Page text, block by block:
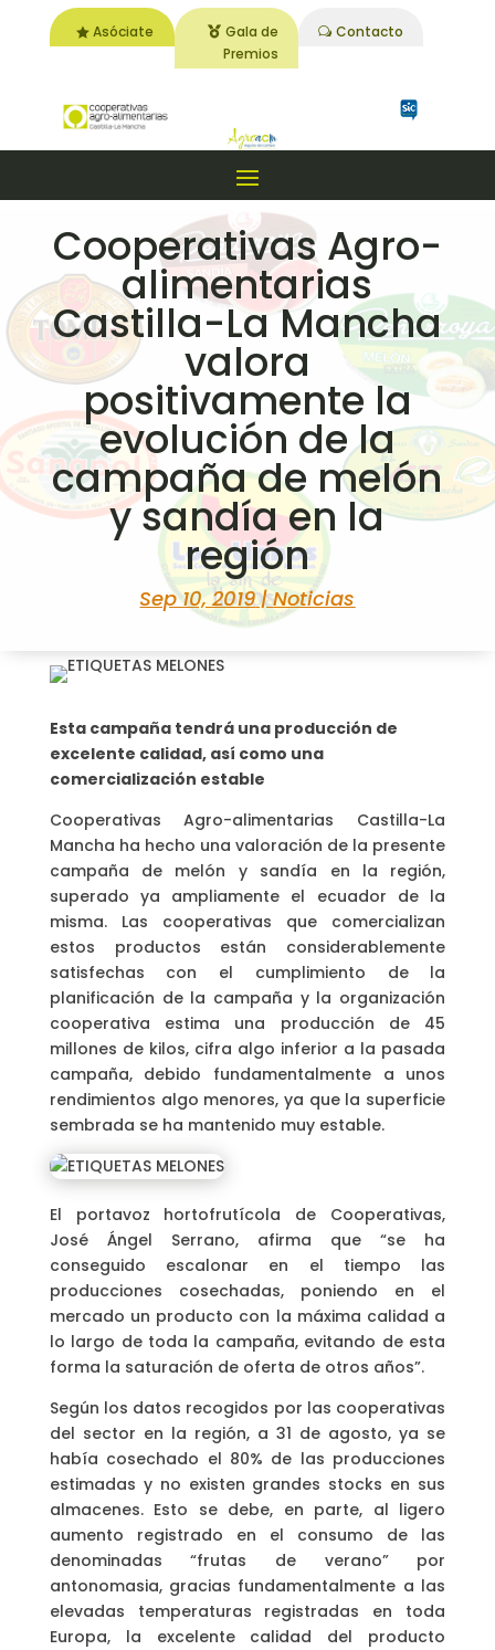
Asóciate
Gala de
Premios
Contacto
Cooperativas Agro-
alimentarias
Castilla-La Mancha
valora
positivamente la
evolución de la
campaña de melón
y sandía en la
región
Sep 10, 2019|Noticias
Esta campaña tendrá una producción de
excelente calidad, así como una
comercialización estable
Cooperativas Agro-alimentarias Castilla-La
Mancha ha hecho una valoración de la presente
campaña de melón y sandía en la región,
superado ya ampliamente el ecuador de la
misma. Las cooperativas que comercializan
estos productos están considerablemente
satisfechas con el cumplimiento de la
planificación de la campaña y la organización
cooperativa estima una producción de 45
millones de kilos, cifra algo inferior a la pasada
campaña, debido fundamentalmente a unos
rendimientos algo menores, ya que la superficie
sembrada se ha mantenido muy estable.
El portavoz hortofrutícola de Cooperativas,
José Ángel Serrano, afirma que “se ha
conseguido escalonar en el tiempo las
producciones cosechadas, poniendo en el
mercado un producto con la máxima calidad a
lo largo de toda la campaña, evitando de esta
forma la saturación de oferta de otros años”.
Según los datos recogidos por las cooperativas
del sector en la región, a 31 de agosto, ya se
había cosechado el 80% de las producciones
estimadas y no existen grandes stocks en sus
almacenes. Esto se debe, en parte, al ligero
aumento registrado en el consumo de las
denominadas “frutas de verano” por
antonomasia, gracias fundamentalmente a las
elevadas temperaturas registradas en toda
Europa, la excelente calidad del producto